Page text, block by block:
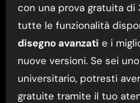
con una prova gratuita di
tutte le funzionalità
disegno avanzati e i
nuove versioni. Se sei
universitario, potresti
gratuite tramite il tuo